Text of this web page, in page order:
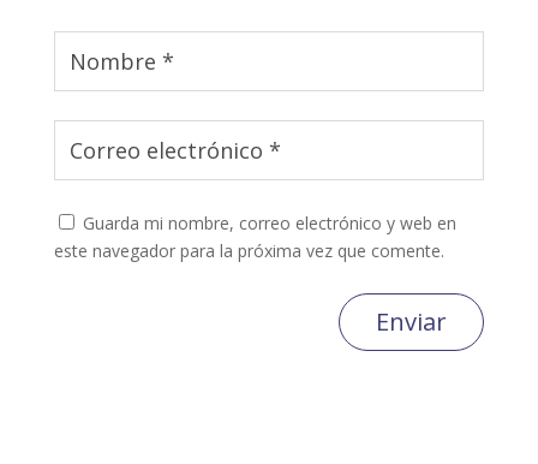
Guarda mi nombre, correo electrónico y web en
este navegador para la próxima vez que comente.
Enviar